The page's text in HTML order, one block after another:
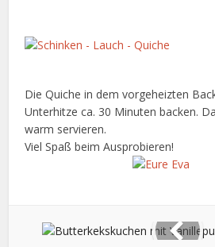
Die Quiche in dem vorgeheizten
Unterhitze ca. 30 Minuten backen.
warm servieren.
Viel Spaß beim Ausprobieren!